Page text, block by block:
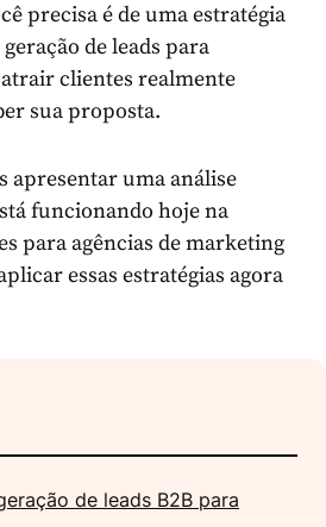
precisa é de uma estratégia
de leads para
atrair clientes realmente
sua proposta.
apresentar uma análise
funcionando hoje na
para agências de marketing
essas estratégias agora
de leads B2B para